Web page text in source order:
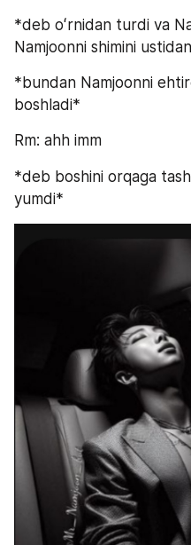
*deb oʻrnidan turdi va
Namjoonni shimini
*bundan Namjoonni
boshladi*
Rm: ahh imm
*deb boshini orqaga
yumdi*